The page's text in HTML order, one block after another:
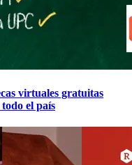
virtuales gratuitas
el país